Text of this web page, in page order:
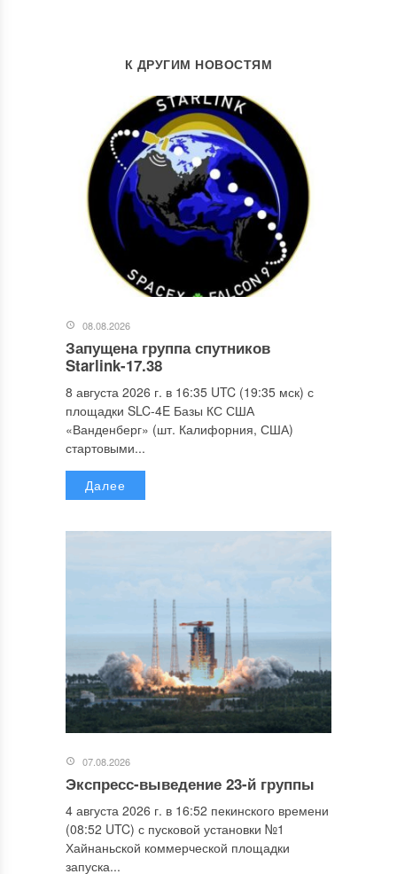
К ДРУГИМ НОВОСТЯМ
08.08.2026
Запущена группа спутников
Starlink-17.38
8 августа 2026 г. в 16:35 UTC (19:35 мск) с
площадки SLC-4E Базы КС США
«Ванденберг» (шт. Калифорния, США)
стартовыми...
Далее
07.08.2026
Экспресс-выведение 23-й группы
4 августа 2026 г. в 16:52 пекинского времени
(08:52 UTC) с пусковой установки №1
Хайнаньской коммерческой площадки
запуска...